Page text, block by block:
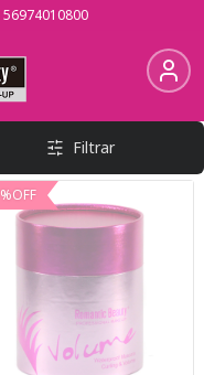
56974010800
Filtrar
%OFF